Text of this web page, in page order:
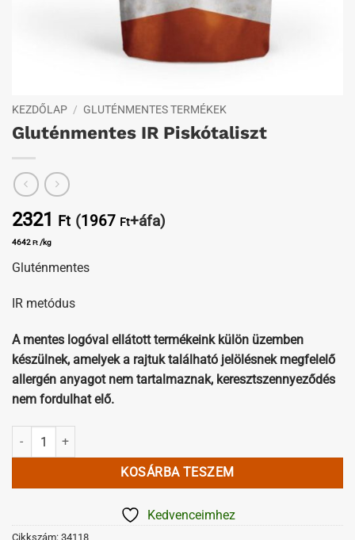
KEZDŐLAP / GLUTÉNMENTES TERMÉKEK
Gluténmentes IR Piskótaliszt
2321 Ft (1967 Ft+áfa)
4642 Ft /kg
Gluténmentes
IR metódus
A mentes logóval ellátott termékeink külön üzemben
készülnek, amelyek a rajtuk található jelölésnek megfelelő
allergén anyagot nem tartalmaznak, keresztszennyeződés
nem fordulhat elő.
Gluténmentes IR Piskótaliszt mennyiség
KOSÁRBA TESZEM
Kedvenceimhez
Cikkszám: 34118